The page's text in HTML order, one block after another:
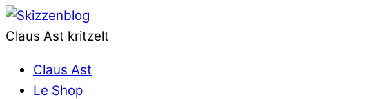
Claus Ast kritzelt
Claus Ast
Le Shop